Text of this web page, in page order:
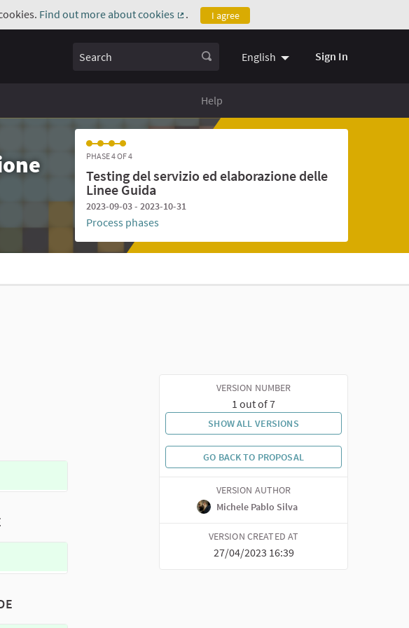
Find out more about cookies
(External link)
. I agree
Search English Sign In
Help
PHASE 4 OF 4
Testing del servizio ed elaborazione delle
Linee Guida
2023-09-03 - 2023-10-31
Process phases
VERSION NUMBER
1 out of 7
SHOW ALL VERSIONS
GO BACK TO PROPOSAL
VERSION AUTHOR
Michele Pablo Silva
VERSION CREATED AT
27/04/2023 16:39